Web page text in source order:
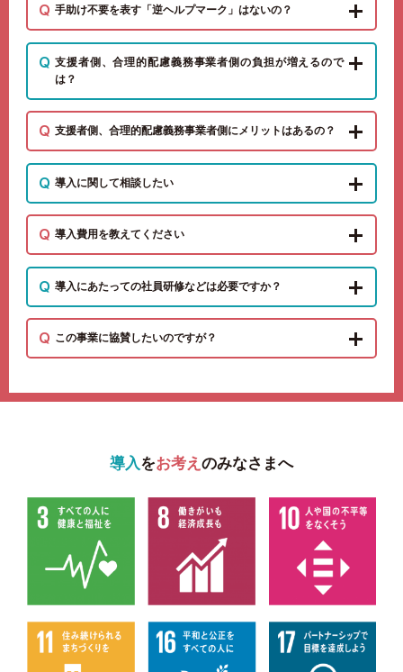
手助け不要を表す「逆ヘルプマーク」はないの？
支援者側、合理的配慮義務事業者側の負担が増えるので
は？
支援者側、合理的配慮義務事業者側にメリットはあるの？
導入に関して相談したい
導入費用を教えてください
導入にあたっての社員研修などは必要ですか？
この事業に協賛したいのですが？
導入をお考え のみなさまへ